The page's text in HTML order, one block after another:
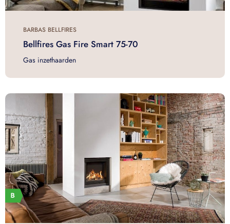
BARBAS BELLFIRES
Bellfires Gas Fire Smart 75-70
Gas inzethaarden